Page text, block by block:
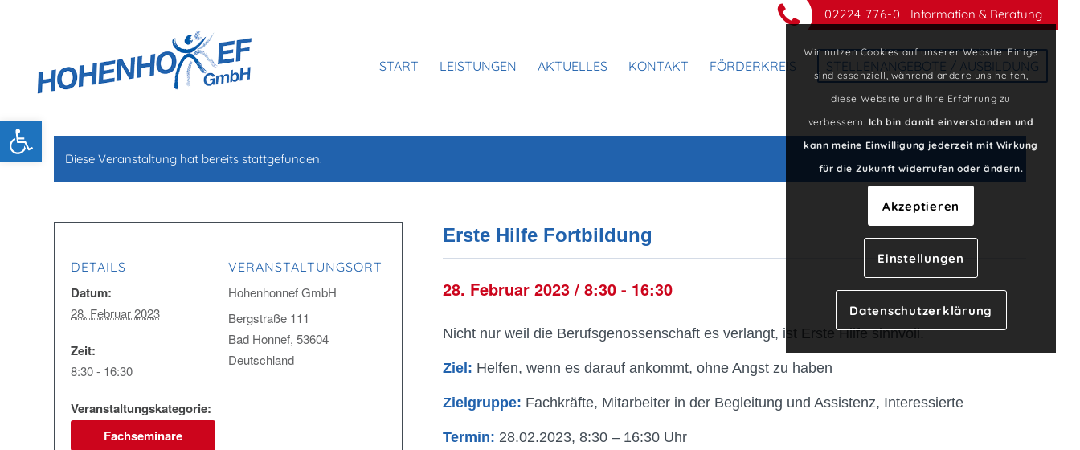
Open toolbar
02224 776-0 Information & Beratung
START LEISTUNGEN AKTUELLES KONTAKT FÖRDERKREIS STELLENANGEBOTE / AUSBILDUNG
Diese Veranstaltung hat bereits stattgefunden.
Erste Hilfe Fortbildung
28. Februar 2023 / 8:30 - 16:30
Nicht nur weil die Berufsgenossenschaft es verlangt, ist Erste Hilfe sinnvoll.
Ziel: Helfen, wenn es darauf ankommt, ohne Angst zu haben
Zielgruppe: Fachkräfte, Mitarbeiter in der Begleitung und Assistenz, Interessierte
Termin: 28.02.2023, 8:30 – 16:30 Uhr
DETAILS
Datum:
28. Februar 2023
Zeit:
8:30 - 16:30
Veranstaltungskategorie:
Fachseminare
VERANSTALTUNGSORT
Hohenhonnef GmbH
Bergstraße 111
Bad Honnef, 53604
Deutschland
Wir nutzen Cookies auf unserer Website. Einige
sind essenziell, während andere uns helfen,
diese Website und Ihre Erfahrung zu
verbessern. Ich bin damit einverstanden und
kann meine Einwilligung jederzeit mit Wirkung
für die Zukunft widerrufen oder ändern.
Akzeptieren
Einstellungen
Datenschutzerklärung